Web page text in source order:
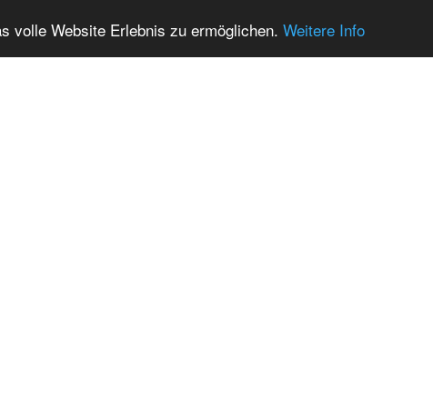
volle Website Erlebnis zu ermöglichen. Weitere Info